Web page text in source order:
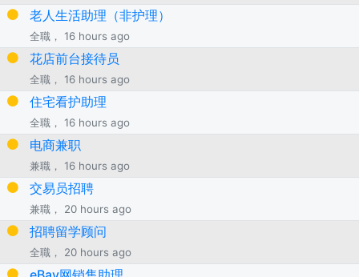
老人生活助理（非护理）
全職， 16 hours ago
花店前台接待员
全職， 16 hours ago
住宅看护助理
全職， 16 hours ago
电商兼职
兼職， 16 hours ago
交易员招聘
兼職， 20 hours ago
招聘留学顾问
全職， 20 hours ago